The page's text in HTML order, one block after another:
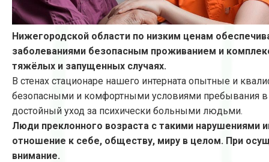
Нижегородской области по низким ценам
заболеваниями безопасным проживанием и
тяжёлых и запущенных случаях.
В стенах стационаре нашего интерната опытные и
безопасными и комфортными условиями пребывания в
достойный уход за психически больными людьми.
Люди преклонного возраста с такими
отношение к себе, обществу, миру в целом. При
внимание.